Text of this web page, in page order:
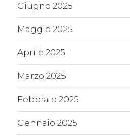
Giugno 2025
Maggio 2025
Aprile 2025
Marzo 2025
Febbraio 2025
Gennaio 2025